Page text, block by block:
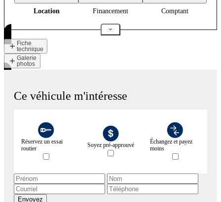
Location Financement Comptant
Fiche
technique
Galerie
photos
Ce véhicule m'intéresse
Réservez un essai
routier
Soyez pré-approuvé
Échangez et payez
moins
Envoyez